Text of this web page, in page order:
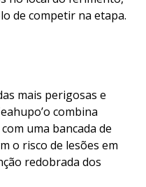
de competir na etapa.
mais perigosas e
combina
uma bancada de
o risco de lesões em
redobrada dos